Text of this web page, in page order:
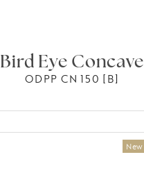
Bird Eye Concave
ODPP CN 150 [B]